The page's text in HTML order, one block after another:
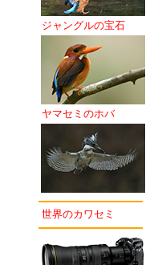
ジャングルの宝石
ヤマセミのホバ
世界のカワセミ